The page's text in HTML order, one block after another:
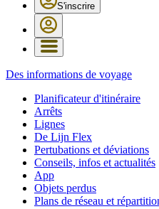
S'inscrire
Des informations de voyage
Planificateur d'itinéraire
Arrêts
Lignes
De Lijn Flex
Pertubations et déviations
Conseils, infos et actualités
App
Objets perdus
Plans de réseau et